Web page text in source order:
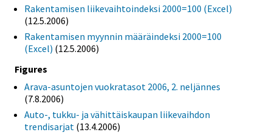
Rakentamisen liikevaihtoindeksi 2000=100 (Excel)
(12.5.2006)
Rakentamisen myynnin määräindeksi 2000=100
(Excel) (12.5.2006)
Figures
Arava-asuntojen vuokratasot 2006, 2. neljännes
(7.8.2006)
Auto-, tukku- ja vähittäiskaupan liikevaihdon
trendisarjat (13.4.2006)